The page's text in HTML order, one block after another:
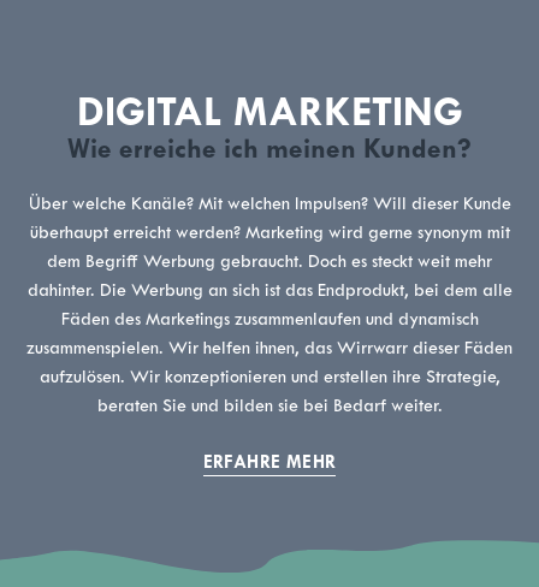
DIGITAL MARKETING
Wie erreiche ich meinen Kunden?
Über welche Kanäle? Mit welchen Impulsen? Will dieser Kunde
überhaupt erreicht werden? Marketing wird gerne synonym mit
dem Begriff Werbung gebraucht. Doch es steckt weit mehr
dahinter. Die Werbung an sich ist das Endprodukt, bei dem alle
Fäden des Marketings zusammenlaufen und dynamisch
zusammenspielen. Wir helfen ihnen, das Wirrwarr dieser Fäden
aufzulösen. Wir konzeptionieren und erstellen ihre Strategie,
beraten Sie und bilden sie bei Bedarf weiter.
ERFAHRE MEHR